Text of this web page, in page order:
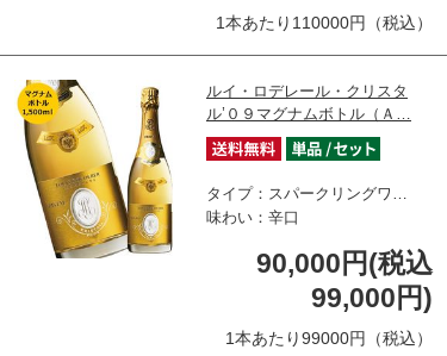
1本あたり110000円（税込）
ルイ・ロデレール・クリスタ
ル’０９マグナムボトル（Ａ…
タイプ：スパークリングワ…
味わい：辛口
90,000円(税込
99,000円)
1本あたり99000円（税込）